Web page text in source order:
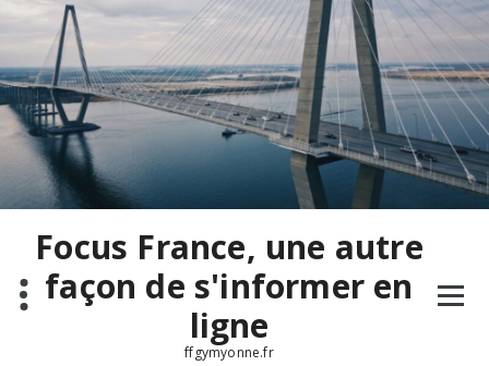
contenu
Focus France, une autre
façon de s'informer en
ligne
ffgymyonne.fr